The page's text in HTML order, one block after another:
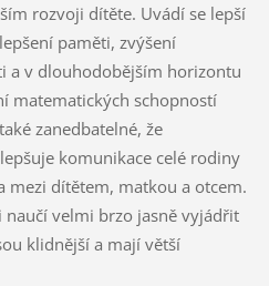
rozvoji dítěte. Uvádí se lepší
paměti, zvýšení
a v dlouhodobějším horizontu
matematických schopností
zanedbatelné, že
komunikace celé rodiny
mezi dítětem, matkou a otcem.
naučí velmi brzo jasně vyjádřit
klidnější a mají větší